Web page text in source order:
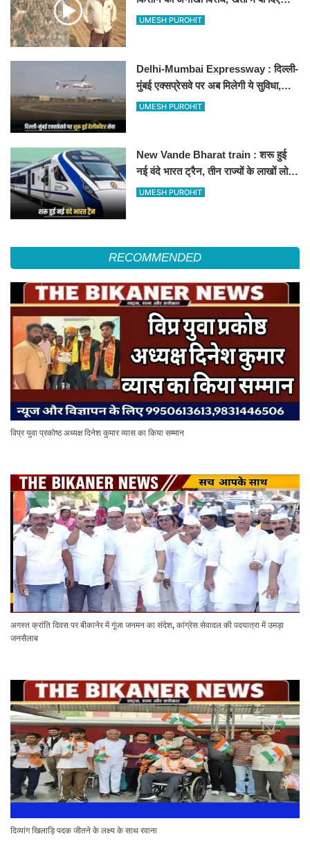
500-500 रुपए के नोट, वीडियो वायरल
UMESH PUROHIT
Delhi-Mumbai Expressway : दिल्ली-
मुंबई एक्सप्रेसवे पर अब मिलेगी ये सुविधा,
हेलीकॉप्टर सर्विस से तुरंत घायल पहुंचेगा
UMESH PUROHIT
New Vande Bharat train : शरू हुई
नई वंदे भारत ट्रैन, तीन राज्यों के लाखों लोगों
का सफर होगा आसान, देखें पूरा रूटमैप
UMESH PUROHIT
RECOMMENDED
विप्र युवा प्रकोष्ठ अध्यक्ष दिनेश कुमार व्यास का किया सम्मान
अगस्त क्रांति दिवस पर बीकानेर में गूंजा जनमन का संदेश, कांग्रेस सेवादल की पदयात्रा में उमड़ा
जनसैलाब
दिव्यांग खिलाड़ि पदक जीतने के लक्ष्य के साथ रवाना